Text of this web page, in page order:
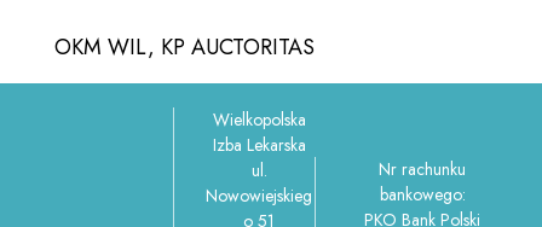
OKM WIL, KP AUCTORITAS
Wielkopolska
Izba Lekarska
ul.
Nowowiejskieg
o 51
Nr rachunku
bankowego:
PKO Bank Polski